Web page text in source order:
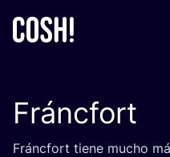
Fráncfort
Fránc­fort tie­ne mucho